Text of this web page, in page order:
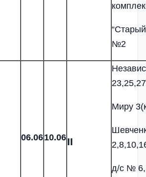
№2
06.0610.06II
Миру
д/с №